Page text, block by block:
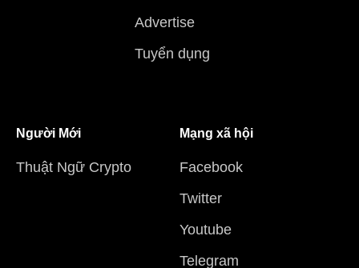
Advertise
Tuyển dụng
Người Mới
Thuật Ngữ Crypto
Mạng xã hội
Facebook
Twitter
Youtube
Telegram